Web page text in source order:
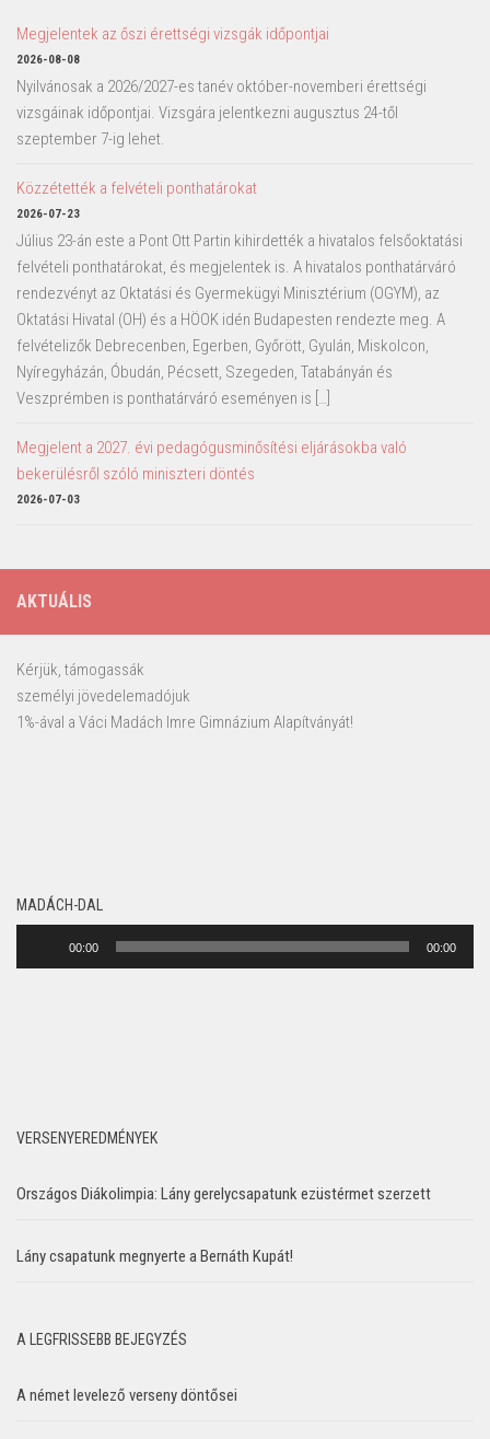
Megjelentek az őszi érettségi vizsgák időpontjai
2026-08-08
Nyilvánosak a 2026/2027-es tanév október-novemberi érettségi
vizsgáinak időpontjai. Vizsgára jelentkezni augusztus 24-től
szeptember 7-ig lehet.
Közzétették a felvételi ponthatárokat
2026-07-23
Július 23-án este a Pont Ott Partin kihirdették a hivatalos felsőoktatási
felvételi ponthatárokat, és megjelentek is. A hivatalos ponthatárváró
rendezvényt az Oktatási és Gyermekügyi Minisztérium (OGYM), az
Oktatási Hivatal (OH) és a HÖOK idén Budapesten rendezte meg. A
felvételizők Debrecenben, Egerben, Győrött, Gyulán, Miskolcon,
Nyíregyházán, Óbudán, Pécsett, Szegeden, Tatabányán és
Veszprémben is ponthatárváró eseményen is […]
Megjelent a 2027. évi pedagógusminősítési eljárásokba való
bekerülésről szóló miniszteri döntés
2026-07-03
AKTUÁLIS
Kérjük, támogassák
személyi jövedelemadójuk
1%-ával a Váci Madách Imre Gimnázium Alapítványát!
MADÁCH-DAL
00:00 00:00
VERSENYEREDMÉNYEK
Országos Diákolimpia: Lány gerelycsapatunk ezüstérmet szerzett
Lány csapatunk megnyerte a Bernáth Kupát!
A LEGFRISSEBB BEJEGYZÉS
A német levelező verseny döntősei